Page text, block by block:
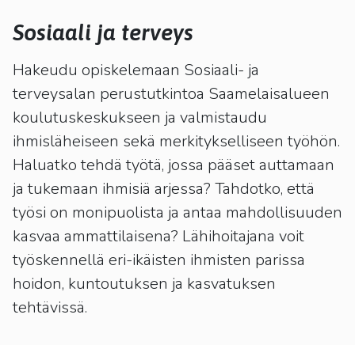
ja
pyyhkäisyliikkeitä.
Sosiaali ja terveys
Hakeudu opiskelemaan Sosiaali- ja
terveysalan perustutkintoa Saamelaisalueen
koulutuskeskukseen ja valmistaudu
ihmisläheiseen sekä merkitykselliseen työhön.
Haluatko tehdä työtä, jossa pääset auttamaan
ja tukemaan ihmisiä arjessa? Tahdotko, että
työsi on monipuolista ja antaa mahdollisuuden
kasvaa ammattilaisena? Lähihoitajana voit
työskennellä eri-ikäisten ihmisten parissa
hoidon, kuntoutuksen ja kasvatuksen
tehtävissä.